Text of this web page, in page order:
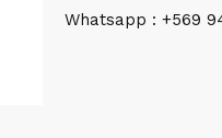
Whatsapp : +569